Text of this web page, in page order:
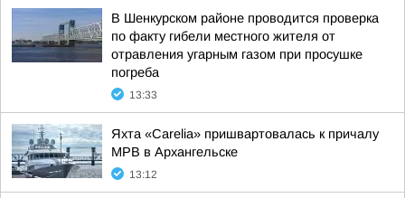
В Шенкурском районе проводится проверка
по факту гибели местного жителя от
отравления угарным газом при просушке
погреба
13:33
Яхта «Carelia» пришвартовалась к причалу
МРВ в Архангельске
13:12